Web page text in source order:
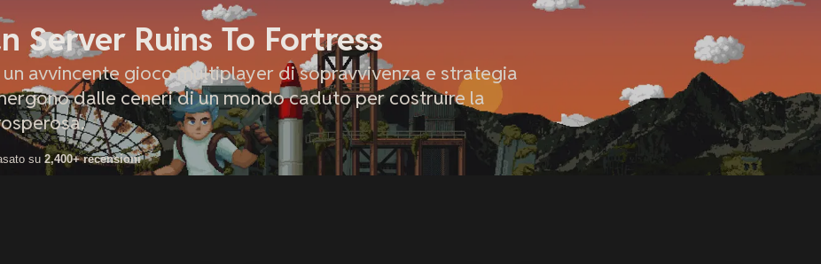
Server Ruins To Fortress
un avvincente gioco multiplayer di sopravvivenza e strategia
dalle ceneri di un mondo caduto per costruire la
su 2,400+ recensioni